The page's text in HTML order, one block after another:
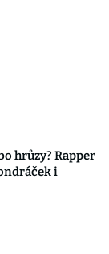
hrůzy? Rapper
i